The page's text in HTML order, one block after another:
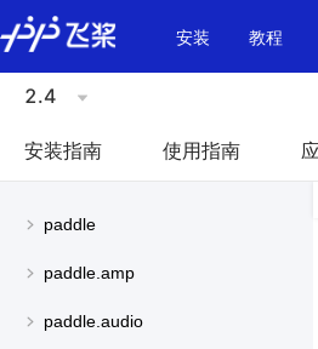
\u200E
安装
教程
2.4
安装指南 使用指南
paddle
paddle.amp
paddle.audio